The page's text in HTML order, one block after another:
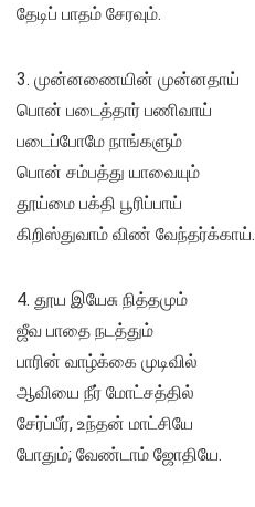
தேடிப் பாதம் சேரவும்.
3. முன்னணையின் முன்னதாய்
பொன் படைத்தார் பணிவாய்
படைப்போமே நாங்களும்
பொன் சம்பத்து யாவையும்
தூய்மை பக்தி பூரிப்பாய்
கிறிஸ்துவாம் விண் வேந்தர்க்காய்.
4. தூய இயேசு நித்தமும்
ஜீவ பாதை நடத்தும்
பாரின் வாழ்க்கை முடிவில்
ஆவியை நீர் மோட்சத்தில்
சேர்ப்பீர், உந்தன் மாட்சியே
போதும்; வேண்டாம் ஜோதியே.